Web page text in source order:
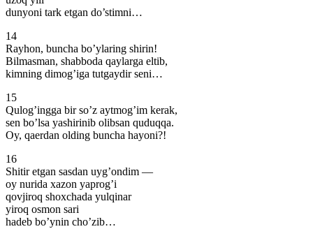
dunyoni tark etgan do’stimni…
14
Rayhon, buncha bo’ylaring shirin!
Bilmasman, shabboda qaylarga eltib,
kimning dimog’iga tutgaydir seni…
15
Qulog’ingga bir so’z aytmog’im kerak,
sen bo’lsa yashirinib olibsan quduqqa.
Oy, qaerdan olding buncha hayoni?!
16
Shitir etgan sasdan uyg’ondim —
oy nurida xazon yaprog’i
qovjiroq shoxchada yulqinar
yiroq osmon sari
hadeb bo’ynin cho’zib…